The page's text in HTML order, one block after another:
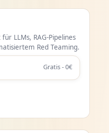
LLMs, RAG-Pipelines
Red Teaming.
Gratis - 0€